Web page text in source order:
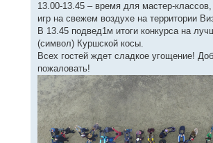
13.00-13.45 – время для мастер-классов,
игр на свежем воздухе на территории
В 13.45 подвед1м итоги конкурса на
(символ) Куршской косы.
Всех гостей ждет сладкое угощение!
пожаловать!